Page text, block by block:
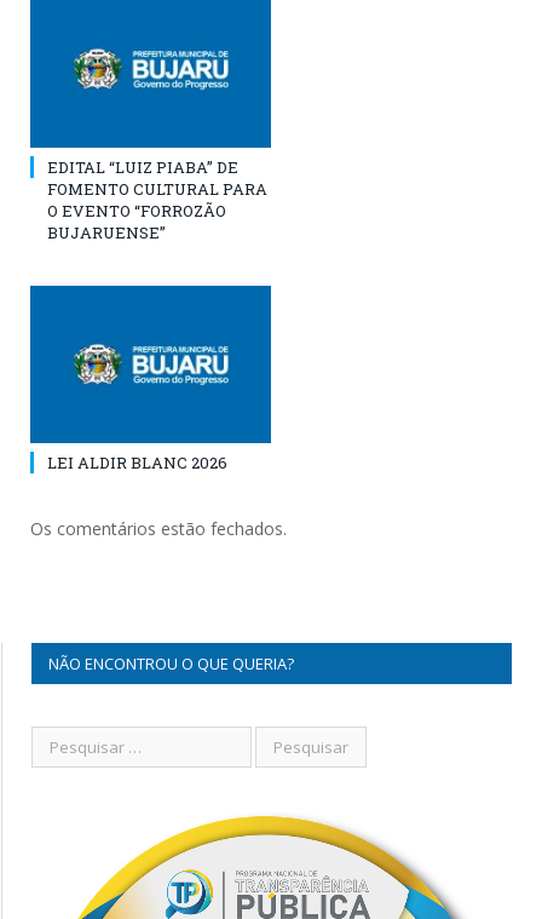
EDITAL “LUIZ PIABA” DE
FOMENTO CULTURAL PARA
O EVENTO “FORROZÃO
BUJARUENSE”
LEI ALDIR BLANC 2026
Os comentários estão fechados.
NÃO ENCONTROU O QUE QUERIA?